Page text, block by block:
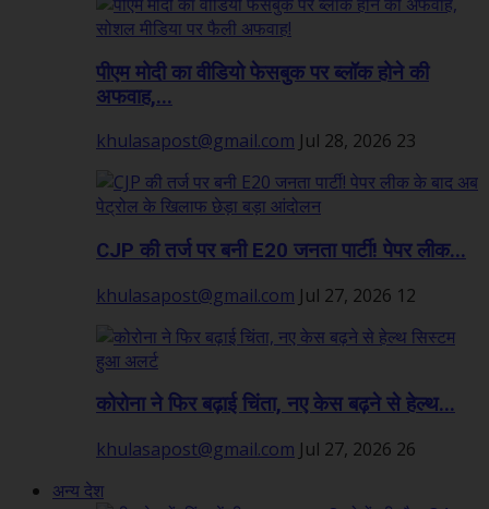
पीएम मोदी का वीडियो फेसबुक पर ब्लॉक होने की
अफवाह,...
khulasapost@gmail.com Jul 28, 2026 23
CJP की तर्ज पर बनी E20 जनता पार्टी! पेपर लीक...
khulasapost@gmail.com Jul 27, 2026 12
कोरोना ने फिर बढ़ाई चिंता, नए केस बढ़ने से हेल्थ...
khulasapost@gmail.com Jul 27, 2026 26
अन्य देश